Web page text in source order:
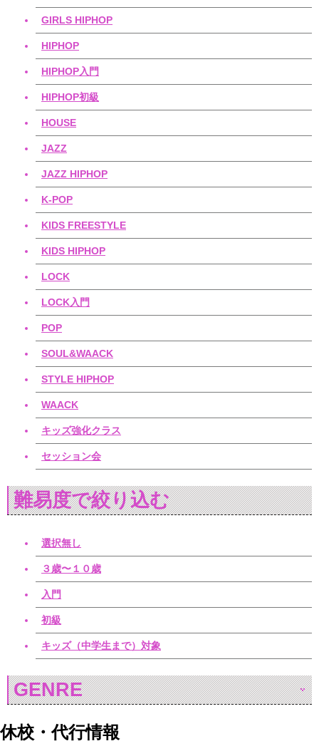
GIRLS HIPHOP
HIPHOP
HIPHOP入門
HIPHOP初級
HOUSE
JAZZ
JAZZ HIPHOP
K-POP
KIDS FREESTYLE
KIDS HIPHOP
LOCK
LOCK入門
POP
SOUL&WAACK
STYLE HIPHOP
WAACK
キッズ強化クラス
セッション会
難易度で絞り込む
選択無し
３歳〜１０歳
入門
初級
キッズ（中学生まで）対象
GENRE
休校・代行情報